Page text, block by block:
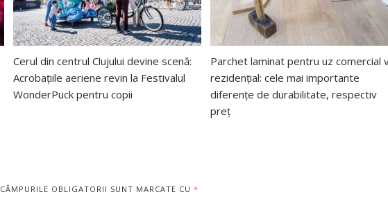
Cerul din centrul Clujului devine scenă:
Acrobațiile aeriene revin la Festivalul
WonderPuck pentru copii
Parchet laminat pentru uz comercial
rezidențial: cele mai importante
diferențe de durabilitate, respectiv
preț
CÂMPURILE OBLIGATORII SUNT MARCATE CU *